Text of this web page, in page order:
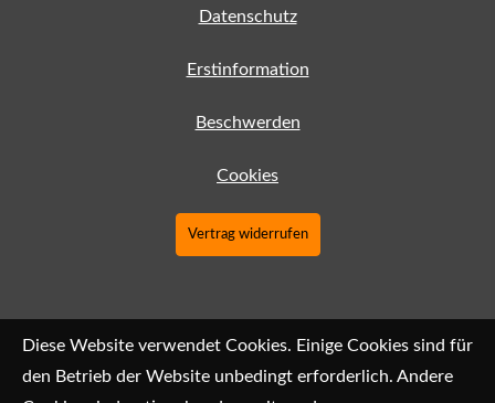
Datenschutz
Erstinformation
Beschwerden
Cookies
Vertrag widerrufen
Diese Website verwendet Cookies. Einige Cookies sind für
den Betrieb der Website unbedingt erforderlich. Andere